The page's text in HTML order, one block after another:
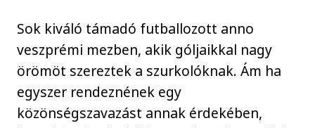
Sok kiváló támadó futballozott anno
veszprémi mezben, akik góljaikkal nagy
örömöt szereztek a szurkolóknak. Ám ha
egyszer rendeznének egy
közönségszavazást annak érdekében,